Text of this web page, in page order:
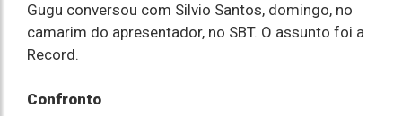
Gugu conversou com Silvio Santos, domingo, no
camarim do apresentador, no SBT. O assunto foi a
Record.
Confronto